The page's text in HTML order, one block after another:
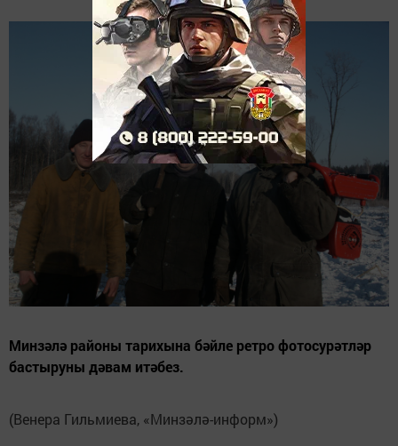
Минзәлә районы тарихына бәйле ретро фотосурәтләр
бастыруны дәвам итәбез.
(Венера Гильмиева, «Минзәлә-информ»)